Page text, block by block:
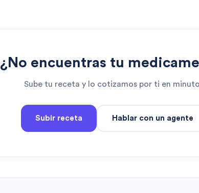
¿No encuentras tu
Sube tu receta y lo cotizamos por ti en
Subir receta Hablar con un agente